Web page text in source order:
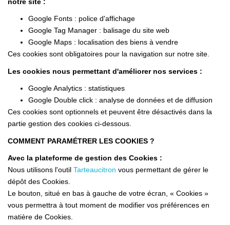
Google Fonts : police d'affichage
Google Tag Manager : balisage du site web
Google Maps : localisation des biens à vendre
Ces cookies sont obligatoires pour la navigation sur notre site.
Les cookies nous permettant d'améliorer nos services :
Google Analytics : statistiques
Google Double click : analyse de données et de diffusion
Ces cookies sont optionnels et peuvent être désactivés dans la
partie gestion des cookies ci-dessous.
COMMENT PARAMÉTRER LES COOKIES ?
Avec la plateforme de gestion des Cookies :
Nous utilisons l'outil Tarteaucitron vous permettant de gérer le
dépôt des Cookies.
Le bouton, situé en bas à gauche de votre écran, « Cookies »
vous permettra à tout moment de modifier vos préférences en
matière de Cookies.